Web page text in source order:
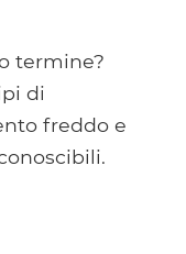
termine?
di
freddo e